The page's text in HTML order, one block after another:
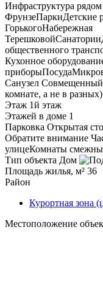
Инфраструктура рядом
ФрунзеПаркиДетские
ГорькогоНабережная
ТерешковойСанатории
общественного
Кухонное
приборыПосуда
Санузел Совмещенный
комнате, а не в разных)
Этаж 1й этаж
Этажей в доме 1
Парковка Открытая
Обратите внимание
улицеКомнаты
Тип объекта Дом
Площадь жилья, м² 36
Район
Курортная зона
Местоположение